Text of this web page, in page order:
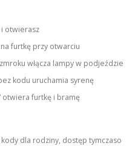
otwierasz
furtkę przy otwarciu
włącza lampy w podjeździe
kodu uruchamia syrenę
otwiera furtkę i bramę
dla rodziny, dostęp tymczaso